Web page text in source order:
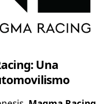
Una